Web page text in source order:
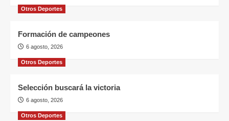
Otros Deportes
Formación de campeones
6 agosto, 2026
Otros Deportes
Selección buscará la victoria
6 agosto, 2026
Otros Deportes